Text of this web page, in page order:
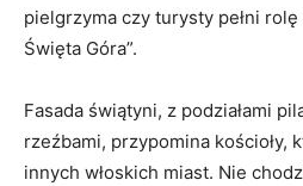
pielgrzyma czy turysty pełni
Święta Góra”.
Fasada świątyni, z podziałami
rzeźbami, przypomina kościoły,
innych włoskich miast. Nie